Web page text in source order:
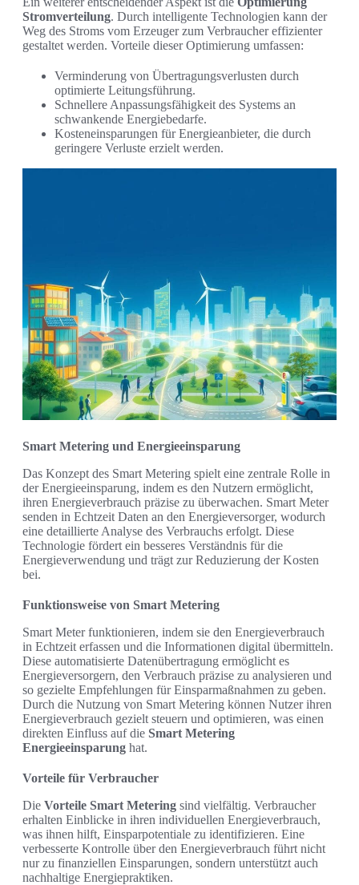
Stromverteilung. Durch intelligente Technologien kann der
Weg des Stroms vom Erzeuger zum Verbraucher effizienter
gestaltet werden. Vorteile dieser Optimierung umfassen:
Verminderung von Übertragungsverlusten durch
optimierte Leitungsführung.
Schnellere Anpassungsfähigkeit des Systems an
schwankende Energiebedarfe.
Kosteneinsparungen für Energieanbieter, die durch
geringere Verluste erzielt werden.
Smart Metering und Energieeinsparung
Das Konzept des Smart Metering spielt eine zentrale Rolle in
der Energieeinsparung, indem es den Nutzern ermöglicht,
ihren Energieverbrauch präzise zu überwachen. Smart Meter
senden in Echtzeit Daten an den Energieversorger, wodurch
eine detaillierte Analyse des Verbrauchs erfolgt. Diese
Technologie fördert ein besseres Verständnis für die
Energieverwendung und trägt zur Reduzierung der Kosten
bei.
Funktionsweise von Smart Metering
Smart Meter funktionieren, indem sie den Energieverbrauch
in Echtzeit erfassen und die Informationen digital übermitteln.
Diese automatisierte Datenübertragung ermöglicht es
Energieversorgern, den Verbrauch präzise zu analysieren und
so gezielte Empfehlungen für Einsparmaßnahmen zu geben.
Durch die Nutzung von Smart Metering können Nutzer ihren
Energieverbrauch gezielt steuern und optimieren, was einen
direkten Einfluss auf die Smart Metering
Energieeinsparung hat.
Vorteile für Verbraucher
Die Vorteile Smart Metering sind vielfältig. Verbraucher
erhalten Einblicke in ihren individuellen Energieverbrauch,
was ihnen hilft, Einsparpotentiale zu identifizieren. Eine
verbesserte Kontrolle über den Energieverbrauch führt nicht
nur zu finanziellen Einsparungen, sondern unterstützt auch
nachhaltige Energiepraktiken.